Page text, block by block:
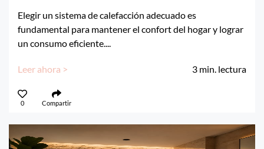
Elegir un sistema de calefacción adecuado es
fundamental para mantener el confort del hogar y lograr
un consumo eficiente....
Leer ahora > 3 min. lectura
0 Compartir